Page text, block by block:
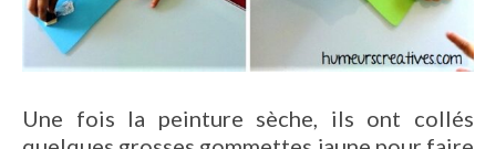
Une fois la peinture sèche, ils ont collés